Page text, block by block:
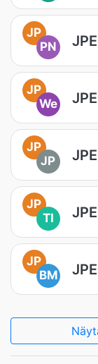
JP
PN
JP
We
JP
JP
JP
TI
JP
BM